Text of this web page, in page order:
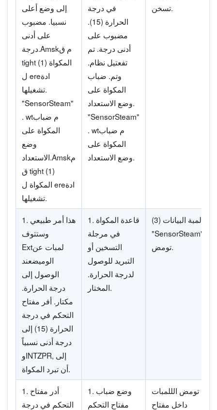
إلى وضع أعلى
نسبيا. مضبوب
على أدنى
درجة.Amskم ق
tight (1) المكواة
ل ereادة
تشغيلها.
"SensorSteam"
. wtم ضباب
المكواة على
وضع
الاستعداد.Amskم
ق tight (1)
المكواة ل ereادة
تشغيلها.
في درجة
الحرارة (15).
مضبوب على
أدنى درجة. تم
تفعتيل نظام.
وتم. ضباب
المكواة على
وضع الاستعداد.
"SensorSteam"
. wtم ضباب
المكواة على
وضع الاستعداد.
تسخن.
1. هذا أمر طبيعي
وستتوف
Extلمبات عن
الوميضعند
الوصول إلى
درجة الحرارة.
مكتار. أفر مفتاح
التحكم في درجة
الحرارة (15) إلى
درجة أدنى نسبياً
وINTZPR, إلى
أن تبرد المكواة.
1. قاعدة المكواة
في مرجلة
التسخين أو
التبريد للوصول
لدرجة الحرارة.
المختار.
لمبة البيانات (3)
"SensorSteam"
تومض.
1. أدر مفتاح
التحكم في درجة
1. وضع ضباب
مفتاح التحكم
تومض الللمبات
داخل مفتاح